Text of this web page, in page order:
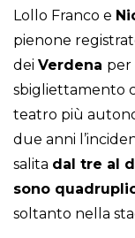
Lollo Franco e
pienone
dei Verdena per
sbigliettamento
teatro più
due anni
salita dal tre al
sono
soltanto nella